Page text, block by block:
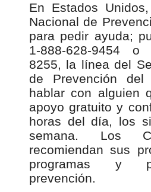
En Estados
Nacional de
para pedir ayuda;
1-888-628-9454 o
8255, la línea del
de Prevención del
hablar con alguien
apoyo gratuito y
horas del día, los
semana. Los
recomiendan sus
programas y
prevención.